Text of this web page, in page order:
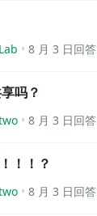
8 月 3 日回答
吗？
8 月 3 日回答
！！？
8 月 3 日回答